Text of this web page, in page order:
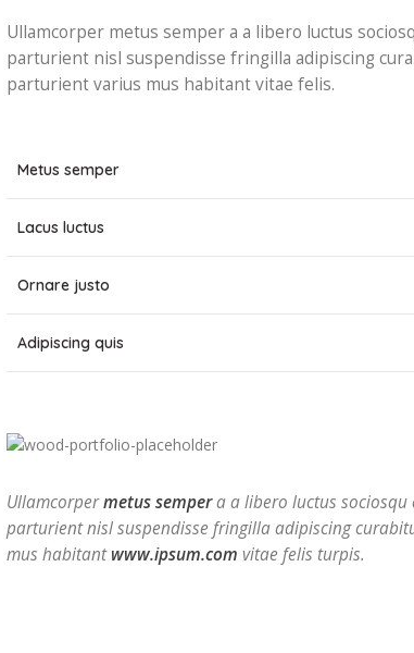
Ullamcorper metus semper a a libero luctus
parturient nisl suspendisse fringilla adipiscing
parturient varius mus habitant vitae felis.
Metus semper
Lacus luctus
Ornare justo
Adipiscing quis
Ullamcorpermetus sempera a libero luctus sociosqu
parturient nisl suspendisse fringilla adipiscing
mus habitantwww.ipsum.com vitae felis turpis.